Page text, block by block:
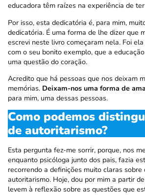
educadora têm raízes na experiência de
Por isso, esta dedicatória é, para mim,
dedicatória. É uma forma de lhe dizer que
escrevi neste livro começaram nela. Foi
com o seu bonito exemplo, que a
uma questão do coração.
Acredito que há pessoas que nos deixam
memórias. Deixam-nos uma forma de
para mim, uma dessas pessoas.
Como podemos
de autoritarismo?
Esta pergunta fez-me sorrir, porque, nos
enquanto psicóloga junto dos pais, fazia
recorrendo a definições muito claras sobre
autoritarismo. Hoje, dou por mim a partir
levem à reflexão sobre as questões que